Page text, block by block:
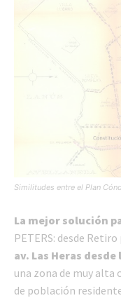
Similitudes entre el Plan
La mejor solución
PETERS: desde
av. Las Heras
una zona de muy
de población